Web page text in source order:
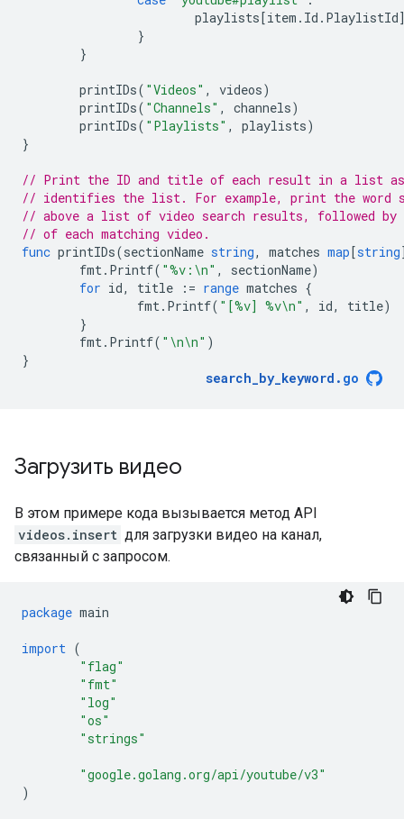
playlists[item . Id . PlaylistId
}
}
printIDs( "Videos" , videos)
printIDs( "Channels" , channels)
printIDs( "Playlists" , playlists)
}
// Print the ID and title of each result in a list as
// identifies the list. For example, print the word
// above a list of video search results, followed
// of each matching video.
func printIDs(sectionName string, matches map[string
fmt. Printf( "%v:\n" , sectionName)
for id, title := range matches {
fmt. Printf( "[%v] %v\n" , id, title)
}
fmt. Printf( "\n\n" )
}
search_by_keyword . go
Загрузить видео
В этом примере кода вызывается метод API
videos.insert для загрузки видео на канал,
связанный с запросом.
package main
import (
"flag"
"fmt"
"log"
"os"
"strings"
"google.golang.org/api/youtube/v3"
)